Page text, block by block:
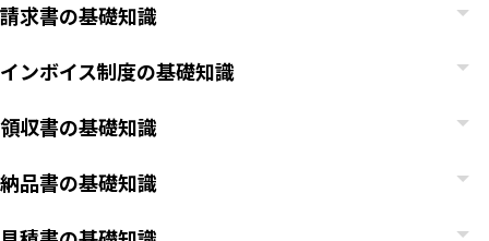
請求書の基礎知識
インボイス制度の基礎知識
領収書の基礎知識
納品書の基礎知識